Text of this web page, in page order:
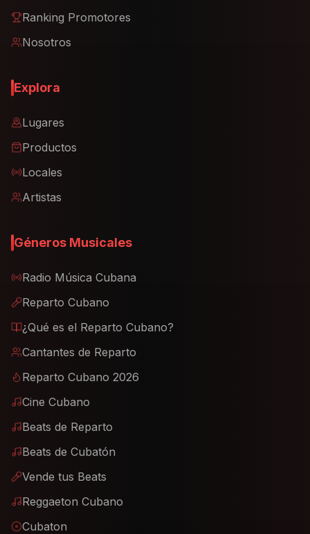
Ranking Promotores
Nosotros
Explora
Lugares
Productos
Locales
Artistas
Géneros Musicales
Radio Música Cubana
Reparto Cubano
¿Qué es el Reparto Cubano?
Cantantes de Reparto
Reparto Cubano 2026
Cine Cubano
Beats de Reparto
Beats de Cubatón
Vende tus Beats
Reggaeton Cubano
Cubaton